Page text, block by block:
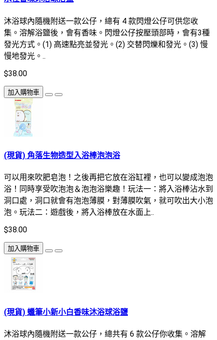
沐浴球內隨機附送一款公仔，總有 4 款閃燈公仔可供您收
集。溶解浴鹽後，會有香味。閃燈公仔按壓頭部時，會有3種
發光方式。(1) 高速點亮並發光。(2) 交替閃爍和發光。(3) 慢
慢地發光。..
$38.00
加入購物車
(現貨) 角落生物造型入浴棒泡泡浴
可以用來吹肥皂泡！之後再把它放在浴缸裡，也可以變成泡泡
浴！同時享受吹泡泡＆泡泡浴樂趣！玩法一：將入浴棒沾水到
洞口處，洞口就會有泡泡薄膜，對薄膜吹氣，就可吹出大小泡
泡。玩法二：遊戲後，將入浴棒放在水面上..
$38.00
加入購物車
(現貨) 蠟筆小新小白香味沐浴球浴鹽
沐浴球內隨機附送一款公仔，總共有 6 款公仔你收集。溶解